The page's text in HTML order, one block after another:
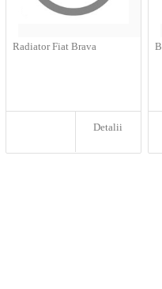
Radiator Fiat Brava
Detalii